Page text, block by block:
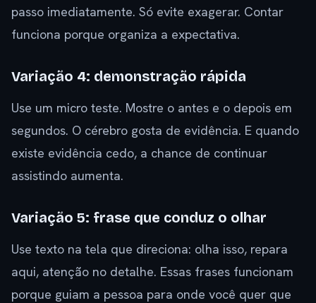
passo imediatamente. Só evite exagerar. Contar
funciona porque organiza a expectativa.
Variação 4: demonstração rápida
Use um micro teste. Mostre o antes e o depois em
segundos. O cérebro gosta de evidência. E quando
existe evidência cedo, a chance de continuar
assistindo aumenta.
Variação 5: frase que conduz o olhar
Use texto na tela que direciona: olha isso, repara
aqui, atenção no detalhe. Essas frases funcionam
porque guiam a pessoa para onde você quer que